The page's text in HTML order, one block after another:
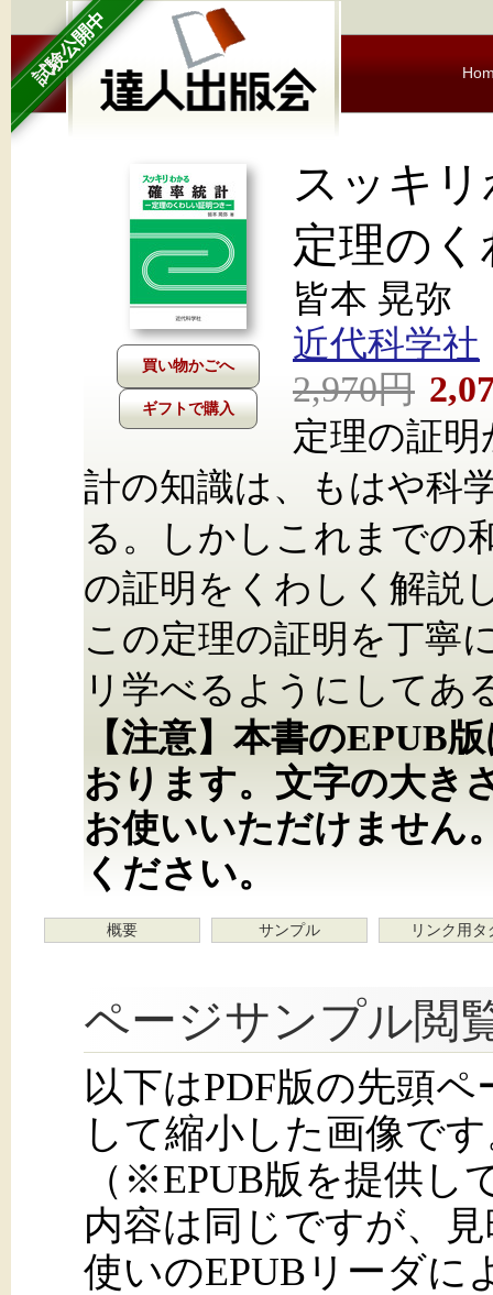
試験公開中
ギフトで購入
スッキ
定理の
皆本 晃弥
近代科学社
2,970円
定理の証
計の知識は、もはや科
る。しかしこれまでの
の証明をくわしく解説
この定理の証明を丁寧
リ学べるようにしてあ
【注意】本書のEPUB
おります。文字の大き
お使いいただけません
ください。
概要 サンプル リンク用タ
ページサンプル閲
以下はPDF版の先頭
して縮小した画像で
（※EPUB版を提供し
内容は同じですが、
使いのEPUBリーダに